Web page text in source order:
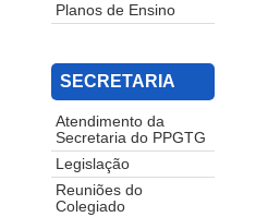
Planos de Ensino
SECRETARIA
Atendimento da
Secretaria do PPGTG
Legislação
Reuniões do
Colegiado